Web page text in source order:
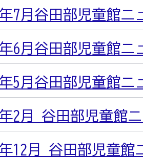
7月谷田部児童館ニ
6月谷田部児童館ニ
5月谷田部児童館ニ
2月 谷田部児童館
12月 谷田部児童館